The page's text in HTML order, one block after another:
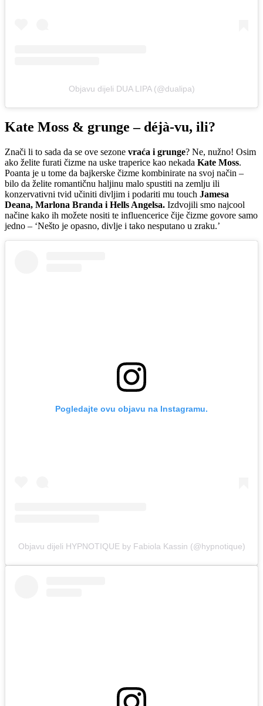
Objavu dijeli DUA LIPA (@dualipa)
Kate Moss & grunge – déjà-vu, ili?
Znači li to sada da se ove sezone vraća i grunge? Ne, nužno! Osim
ako želite furati čizme na uske traperice kao nekada Kate Moss.
Poanta je u tome da bajkerske čizme kombinirate na svoj način –
bilo da želite romantičnu haljinu malo spustiti na zemlju ili
konzervativni tvid učiniti divljim i podariti mu touch Jamesa
Deana, Marlona Branda i Hells Angelsa. Izdvojili smo najcool
načine kako ih možete nositi te influencerice čije čizme govore samo
jedno – ‘Nešto je opasno, divlje i tako nesputano u zraku.’
Pogledajte ovu objavu na Instagramu.
Objavu dijeli HYPNOTIQUE by Fabiola Kassin (@hypnotique)